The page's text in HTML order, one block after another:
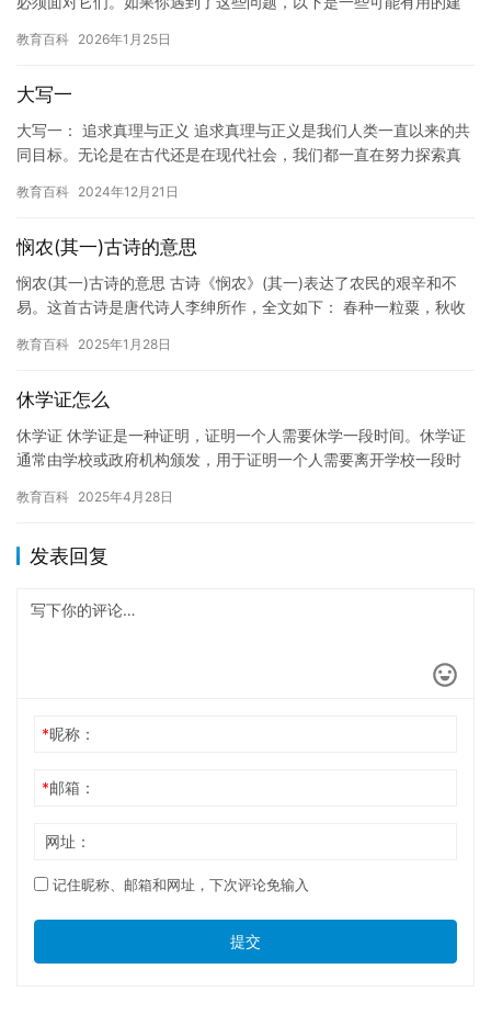
丧，…
教育百科 2026年1月25日
大写一
大写一： 追求真理与正义 追求真理与正义是我们人类一直以来的共
同目标。无论是在古代还是在现代社会，我们都一直在努力探索真
追…
教育百科 2024年12月21日
悯农(其一)古诗的意思
悯农(其一)古诗的意思 古诗《悯农》(其一)表达了农民的艰辛和不
易。这首古诗是唐代诗人李绅所作，全文如下： 春种一粒粟，秋收
教育百科 2025年1月28日
休学证怎么
休学证 休学证是一种证明，证明一个人需要休学一段时间。休学证
通常由学校或政府机构颁发，用于证明一个人需要离开学校一段时
间和…
教育百科 2025年4月28日
发表回复
*昵称：
*邮箱：
网址：
记住昵称、邮箱和网址，下次评论免输入
提交